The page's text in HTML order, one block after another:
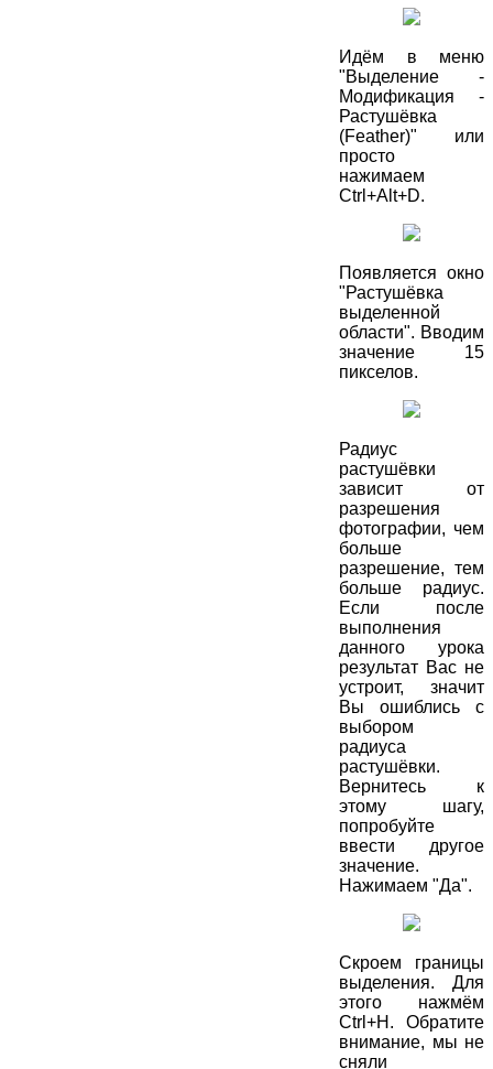
Идём в меню
"Выделение -
Модификация -
Растушёвка
(Feather)" или
просто
нажимаем
Ctrl+Alt+D.
Появляется окно
"Растушёвка
выделенной
области". Вводим
значение 15
пикселов.
Радиус
растушёвки
зависит от
разрешения
фотографии, чем
больше
разрешение, тем
больше радиус.
Если после
выполнения
данного урока
результат Вас не
устроит, значит
Вы ошиблись с
выбором
радиуса
растушёвки.
Вернитесь к
этому шагу,
попробуйте
ввести другое
значение.
Нажимаем "Да".
Скроем границы
выделения. Для
этого нажмём
Ctrl+H. Обратите
внимание, мы не
сняли